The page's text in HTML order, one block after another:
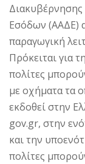
Εσόδων (ΑΑΔΕ)
παραγωγική
Πρόκειται για
πολίτες
με οχήματα τα
εκδοθεί στην
gov.gr, στην
και την
πολίτες